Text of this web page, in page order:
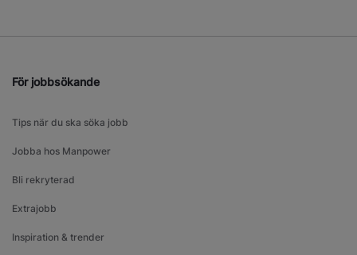
För jobbsökande
Tips när du ska söka jobb
Jobba hos Manpower
Bli rekryterad
Extrajobb
Inspiration & trender